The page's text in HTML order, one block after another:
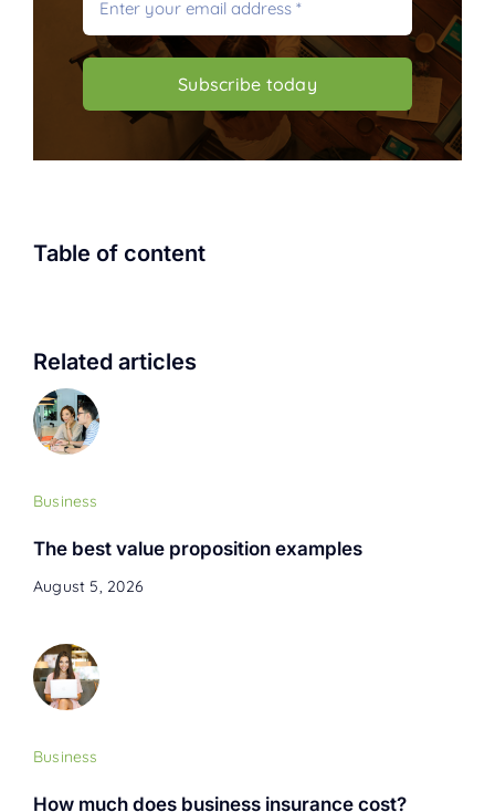
Subscribe today
Table of content
Related articles
Business
The best value proposition examples
August 5, 2026
Business
How much does business insurance cost?